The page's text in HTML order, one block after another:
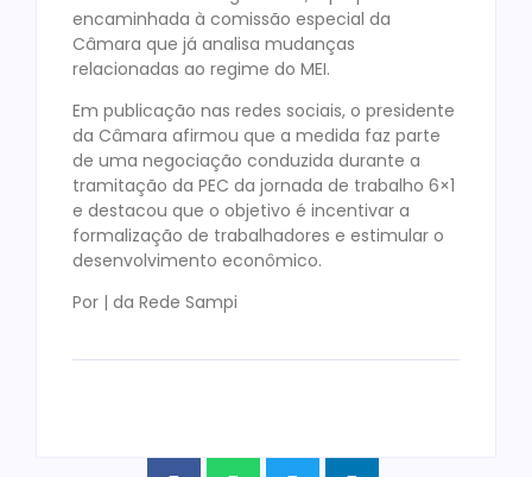
encaminhada à comissão especial da
Câmara que já analisa mudanças
relacionadas ao regime do MEI.
Em publicação nas redes sociais, o presidente
da Câmara afirmou que a medida faz parte
de uma negociação conduzida durante a
tramitação da PEC da jornada de trabalho 6×1
e destacou que o objetivo é incentivar a
formalização de trabalhadores e estimular o
desenvolvimento econômico.
Por | da Rede Sampi